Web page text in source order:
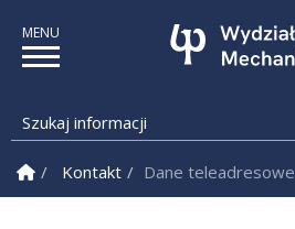
Szukaj informacji
Strona Główna
Kontakt Dane teleadresowe